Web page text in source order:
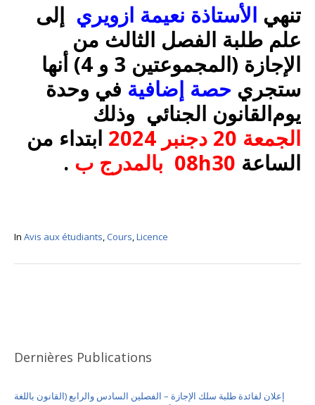
تنهي الأستاذة نعيمة ازويري إلى
علم طلبة الفصل الثالث من
الإجازة (المجموعتين 3 و 4) أنها
ستجري حصة إضافية في وحدة
القانون الجنائي وذلك
يوم
الجمعة 20 دجنبر 2024 ابتداء من
الساعة 08h30 بالمدرج ب .
In Avis aux étudiants,Cours,Licence
Dernières Publications
إعلان لفائدة طلبة سلك الإجازة – الفصلين السادس والرابع (القانون باللغة